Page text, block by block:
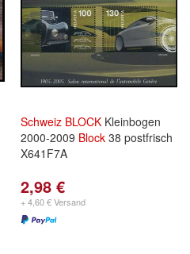
Schweiz BLOCK Kleinbogen
2000-2009 Block 38 postfrisch
X641F7A
2,98 €
+ 4,60 € Versand